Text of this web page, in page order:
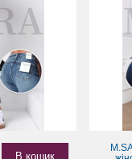
В кошик